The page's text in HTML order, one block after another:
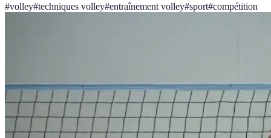
#volley#techniques volley#entraînement volley#sport#compétition